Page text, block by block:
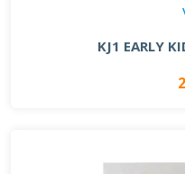
KJ1 EARLY